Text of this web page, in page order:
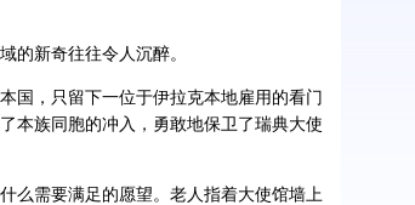
的新奇往往令人沉醉。
国，只留下一位于伊拉克本地雇用的看门
本族同胞的冲入，勇敢地保卫了瑞典大使
么需要满足的愿望。老人指着大使馆墙上